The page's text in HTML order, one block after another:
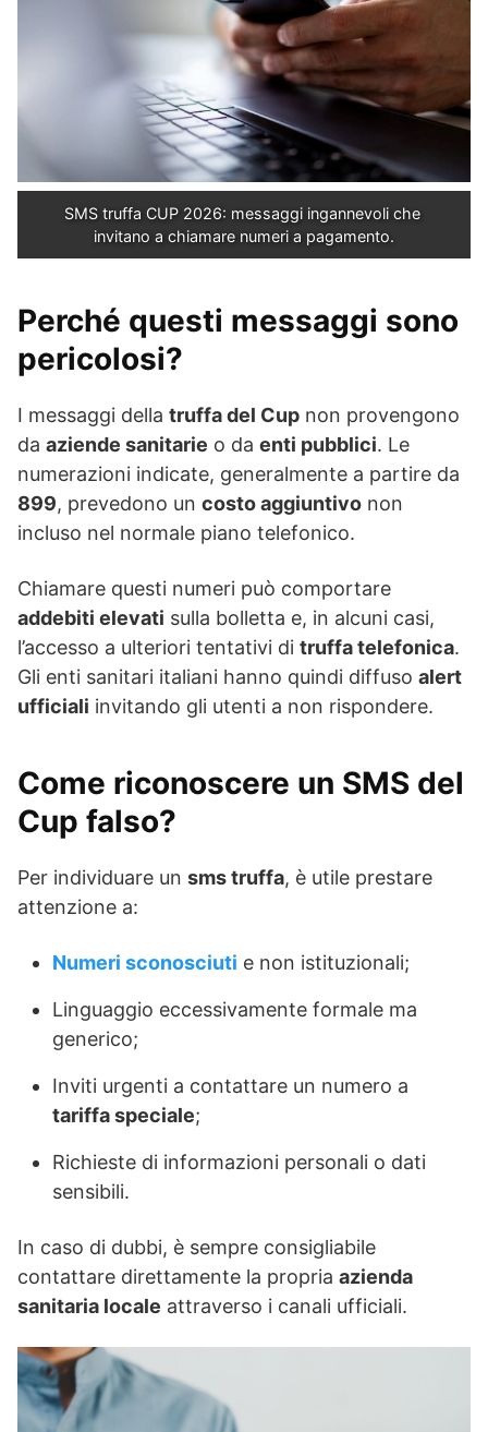
SMS truffa CUP 2026: messaggi ingannevoli che
invitano a chiamare numeri a pagamento.
Perché questi messaggi sono
pericolosi?
I messaggi della truffa del Cup non provengono
da aziende sanitarie o da enti pubblici. Le
numerazioni indicate, generalmente a partire da
899, prevedono un costo aggiuntivo non
incluso nel normale piano telefonico.
Chiamare questi numeri può comportare
addebiti elevati sulla bolletta e, in alcuni casi,
l’accesso a ulteriori tentativi di truffa telefonica.
Gli enti sanitari italiani hanno quindi diffuso alert
ufficiali invitando gli utenti a non rispondere.
Come riconoscere un SMS del
Cup falso?
Per individuare un sms truffa, è utile prestare
attenzione a:
Numeri sconosciuti e non istituzionali;
Linguaggio eccessivamente formale ma
generico;
Inviti urgenti a contattare un numero a
tariffa speciale;
Richieste di informazioni personali o dati
sensibili.
In caso di dubbi, è sempre consigliabile
contattare direttamente la propria azienda
sanitaria locale attraverso i canali ufficiali.